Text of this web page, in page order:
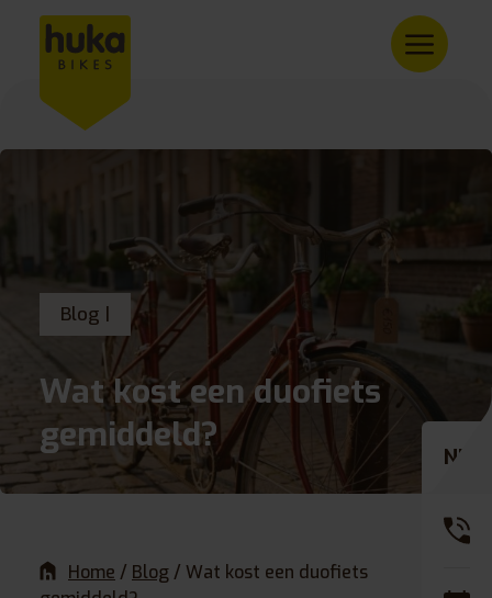
Blog |
Wat kost een duofiets
gemiddeld?
Home / Blog / Wat kost een duofiets
NL